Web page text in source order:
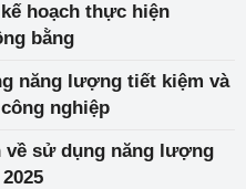
hoạch thực hiện
bằng
năng lượng tiết kiệm và
nghiệp
về sử dụng năng lượng